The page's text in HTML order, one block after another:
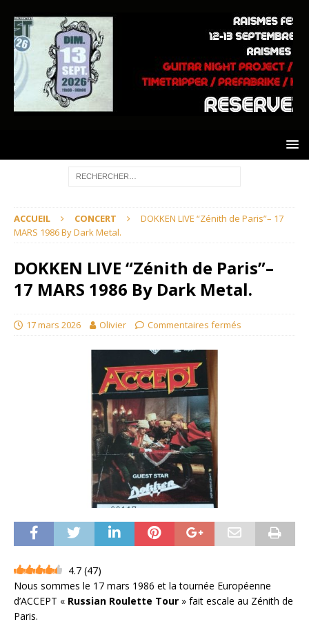
ACCUEIL CONCERT
DOKKEN LIVE “Zénith de Paris”– 17
MARS 1986 By Dark Metal.
DOKKEN LIVE “Zénith de Paris”–
17 MARS 1986 By Dark Metal.
17 mars 2026 Olivier Commentaires fermés
4.7 (47)
Nous sommes le 17 mars 1986 et la tournée Européenne
d’ACCEPT « Russian Roulette Tour » fait escale au Zénith de
Paris.